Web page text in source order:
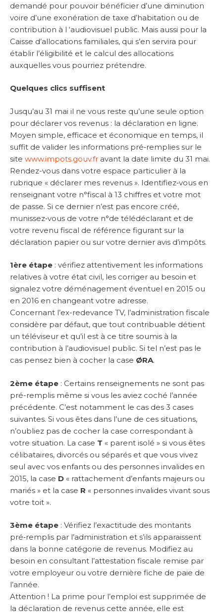
demandé pour pouvoir bénéficier d’une diminution
voire d’une exonération de taxe d’habitation ou de
contribution à l ‘audiovisuel public. Mais aussi pour la
Caisse d’allocations familiales, qui s’en servira pour
établir l’éligibilité et le calcul des allocations
auxquelles vous pourriez prétendre.
Quelques clics suffisent
Jusqu’au 31 mai il ne vous reste qu’une seule option
pour déclarer vos revenus : la déclaration en ligne.
Moyen simple, efficace et économique en temps, il
suffit de valider les informations pré‑remplies sur le
site www.impots.gouv.fr avant la date limite du 31 mai.
Rendez-vous dans votre espace particulier à la
rubrique « déclarer mes revenus ». Identifiez‑vous en
renseignant votre n°fiscal à 13 chiffres et votre mot
de passe. Si ce dernier n’est pas encore créé,
munissez‑vous de votre n°de télédéclarant et de
votre revenu fiscal de référence figurant sur la
déclaration papier ou sur votre dernier avis d’impôts.
1ère étape : vérifiez attentivement les informations
relatives à votre état civil, les corriger au besoin et
signalez votre déménagement éventuel en 2015 ou
en 2016 en changeant votre adresse.
Concernant l’ex-redevance TV, l’administration fiscale
considère par défaut, que tout contribuable détient
un téléviseur et qu’il est à ce titre soumis à la
contribution à l’audiovisuel public. Si tel n’est pas le
cas pensez bien à cocher la case ØRA.
2ème étape : Certains renseignements ne sont pas
pré-remplis même si vous les aviez coché l’année
précédente. C’est notamment le cas des 3 cases
suivantes. Si vous êtes dans l’une de ces situations,
n’oubliez pas de cocher la case correspondant à
votre situation. La case T « parent isolé » si vous êtes
célibataires, divorcés ou séparés et que vous vivez
seul avec vos enfants ou des personnes invalides en
2015, la case D « rattachement d’enfants majeurs ou
mariés » et la case R « personnes invalides vivant sous
votre toit ».
3ème étape : Vérifiez l’exactitude des montants
pré‑remplis par l’administration et s’ils apparaissent
dans la bonne catégorie de revenus. Modifiez au
besoin en consultant l’attestation fiscale remise par
votre employeur ou votre dernière fiche de paie de
l’année.
Attention ! La prime pour l’emploi est supprimée de
la déclaration de revenus cette année, elle est